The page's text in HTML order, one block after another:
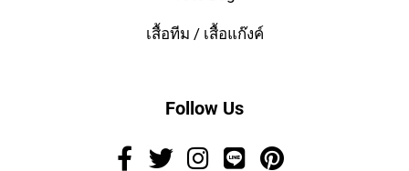
เสื้อทีม / เสื้อแก๊งค์
Follow Us